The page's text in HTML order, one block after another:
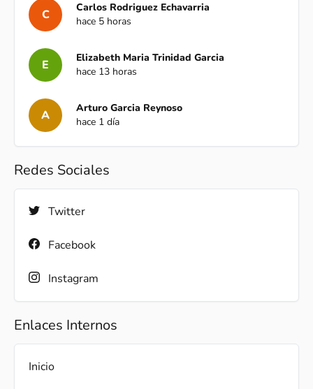
C
Carlos Rodriguez Echavarria
hace 5 horas
E
Elizabeth Maria Trinidad Garcia
hace 13 horas
A
Arturo Garcia Reynoso
hace 1 día
Redes Sociales
Twitter
Facebook
Instagram
Enlaces Internos
Inicio